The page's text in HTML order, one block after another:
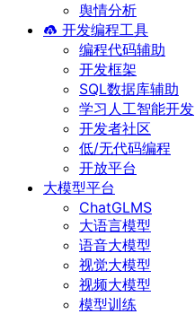
舆情分析
开发编程工具
编程代码辅助
开发框架
SQL数据库辅助
学习人工智能开发
开发者社区
低/无代码编程
开放平台
大模型平台
ChatGLMS
大语言模型
语音大模型
视觉大模型
视频大模型
模型训练